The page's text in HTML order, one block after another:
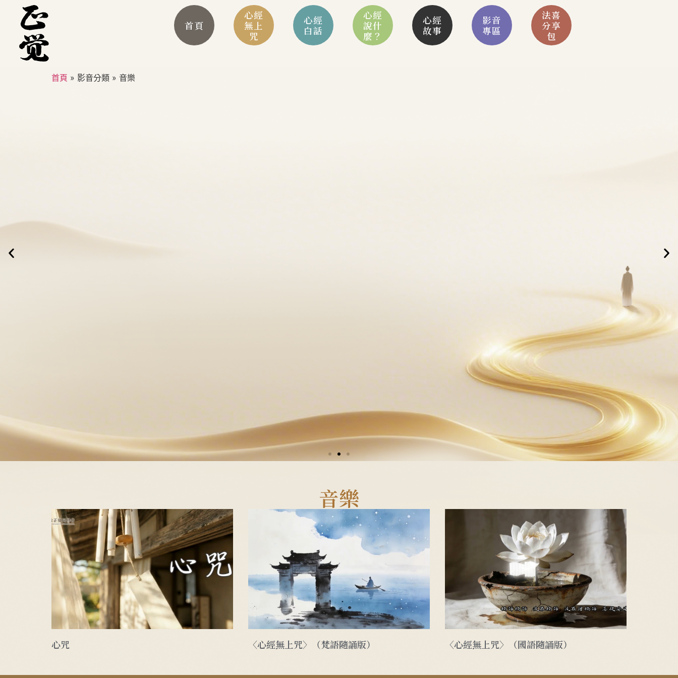
首頁
心經
無上
咒
心經
白話
心經
說什
麼？
心經
故事
影音
專區
法喜
分享
包
首頁 » 影音分類 » 音樂
揭諦揭諦 波羅揭諦 波羅僧
揭諦 菩提薩婆訶
去吧去吧! 去到彼岸! 一起到彼岸! 成就圓滿智慧!
音樂
心咒 〈心經無上咒〉（梵語隨誦版） 〈心經無上咒〉（國語隨誦版）